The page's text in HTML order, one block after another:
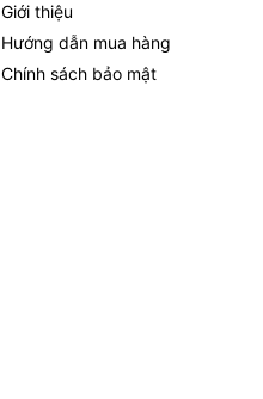
Giới thiệu
Hướng dẫn mua hàng
Chính sách bảo mật